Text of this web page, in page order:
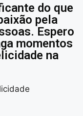
do que
pela
Espero
momentos
na